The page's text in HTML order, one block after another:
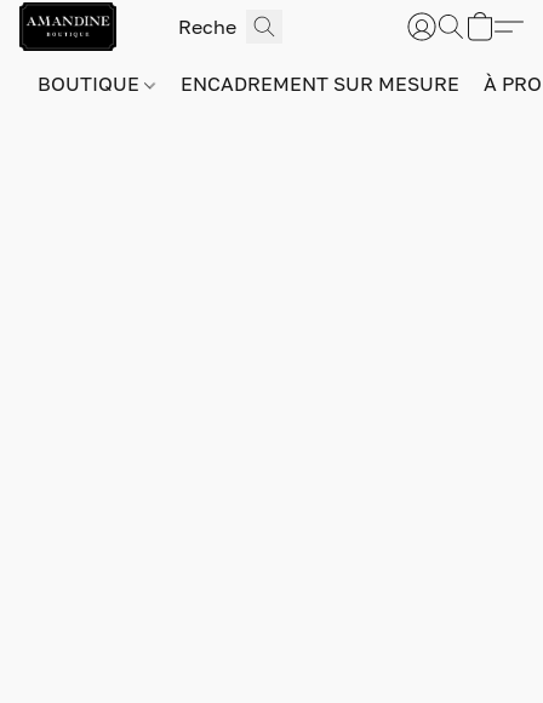
BOUTIQUE ENCADREMENT SUR MESURE À